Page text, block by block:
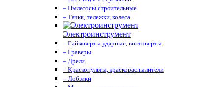
– Пылесосы строительные
– Тачки, тележки, колеса
Электроинструмент
– Гайковерты ударные, винтоверты
– Граверы
– Дрели
– Краскопульты, краскораспылители
– Лобзики